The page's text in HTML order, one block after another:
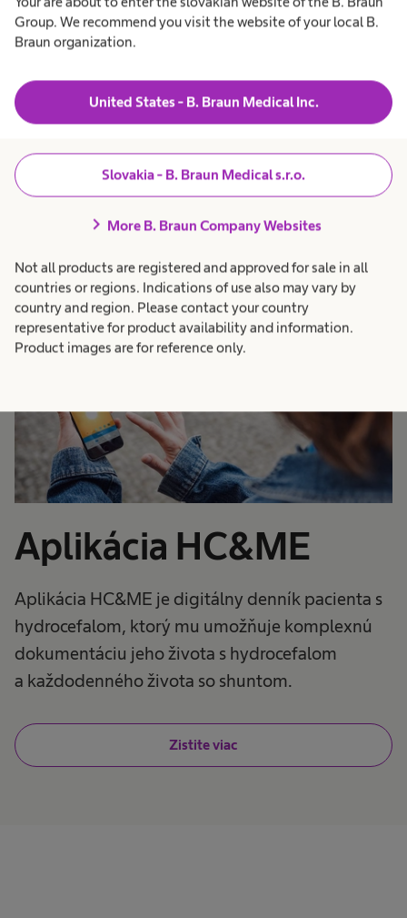
Group. We recommend you visit the website of your local B.
Braun organization.
United States - B. Braun Medical Inc.
Slovakia - B. Braun Medical s.r.o.
chevron_right More B. Braun Company Websites
Not all products are registered and approved for sale in all
countries or regions. Indications of use also may vary by
country and region. Please contact your country
representative for product availability and information.
Product images are for reference only.
Liečba hydrocefalu
Diagnóza hydrocefalu často vedie k implantácii
shunt systému. Ale čo je to shunt, čo dokáže
a akú úlohu tu zohráva gravitácia?
Zistite viac
Aplikácia HC&ME
Aplikácia HC&ME je digitálny denník pacienta s
hydrocefalom, ktorý mu umožňuje komplexnú
dokumentáciu jeho života s hydrocefalom
a každodenného života so shuntom.
Zistite viac